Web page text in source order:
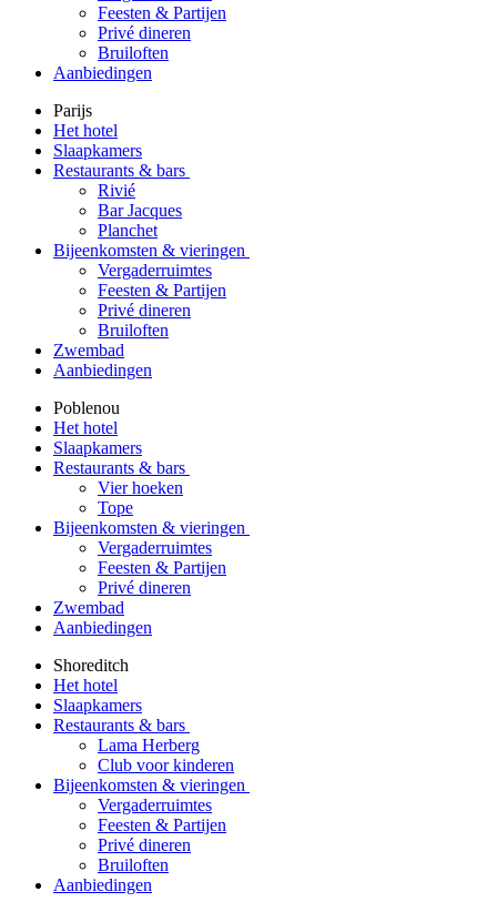
Feesten & Partijen
Privé dineren
Bruiloften
Aanbiedingen
Parijs
Het hotel
Slaapkamers
Restaurants & bars
Rivié
Bar Jacques
Planchet
Bijeenkomsten & vieringen
Vergaderruimtes
Feesten & Partijen
Privé dineren
Bruiloften
Zwembad
Aanbiedingen
Poblenou
Het hotel
Slaapkamers
Restaurants & bars
Vier hoeken
Tope
Bijeenkomsten & vieringen
Vergaderruimtes
Feesten & Partijen
Privé dineren
Zwembad
Aanbiedingen
Shoreditch
Het hotel
Slaapkamers
Restaurants & bars
Lama Herberg
Club voor kinderen
Bijeenkomsten & vieringen
Vergaderruimtes
Feesten & Partijen
Privé dineren
Bruiloften
Aanbiedingen